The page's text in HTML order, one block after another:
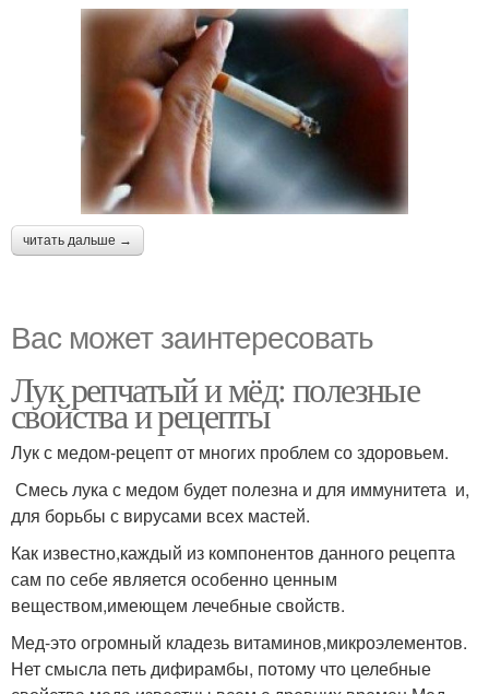
читать дальше →
Вас может заинтересовать
Лук репчатый и мёд: полезные
свойства и рецепты
Лук с медом-рецепт от многих проблем со здоровьем.
Смесь лука с медом будет полезна и для иммунитета и,
для борьбы с вирусами всех мастей.
Как известно,каждый из компонентов данного рецепта
сам по себе является особенно ценным
веществом,имеющем лечебные свойств.
Мед-это огромный кладезь витаминов,микроэлементов.
Нет смысла петь дифирамбы, потому что целебные